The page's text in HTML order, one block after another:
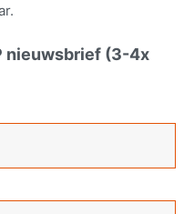
nieuwsbrief (3-4x